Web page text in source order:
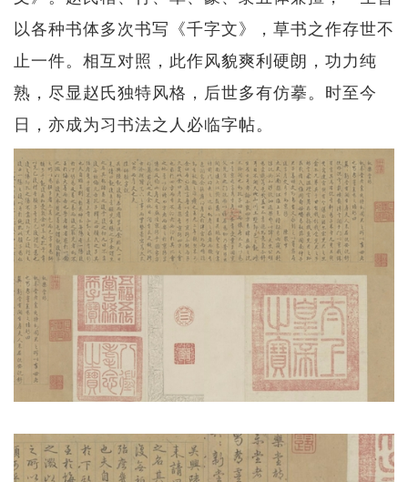
以各种书体多次书写《千字文》，草书之作存世不
止一件。相互对照，此作风貌爽利硬朗，功力纯
熟，尽显赵氏独特风格，后世多有仿摹。时至今
日，亦成为习书法之人必临字帖。